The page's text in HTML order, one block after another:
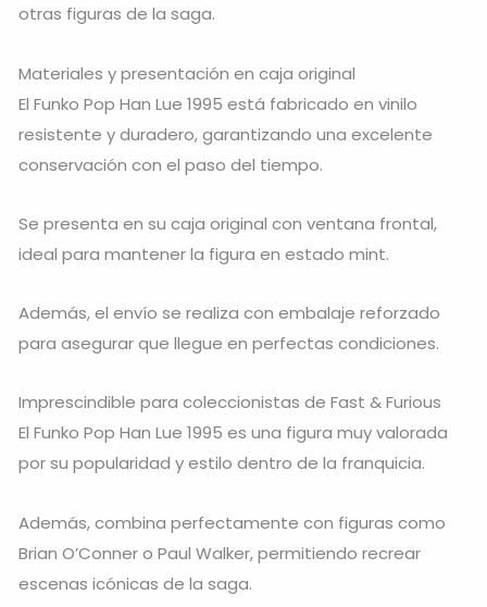
otras figuras de la saga.
Materiales y presentación en caja original
El Funko Pop Han Lue 1995 está fabricado en vinilo
resistente y duradero, garantizando una excelente
conservación con el paso del tiempo.
Se presenta en su caja original con ventana frontal,
ideal para mantener la figura en estado mint.
Además, el envío se realiza con embalaje reforzado
para asegurar que llegue en perfectas condiciones.
Imprescindible para coleccionistas de Fast & Furious
El Funko Pop Han Lue 1995 es una figura muy valorada
por su popularidad y estilo dentro de la franquicia.
Además, combina perfectamente con figuras como
Brian O’Connero Paul Walker, permitiendo recrear
escenas icónicas de la saga.